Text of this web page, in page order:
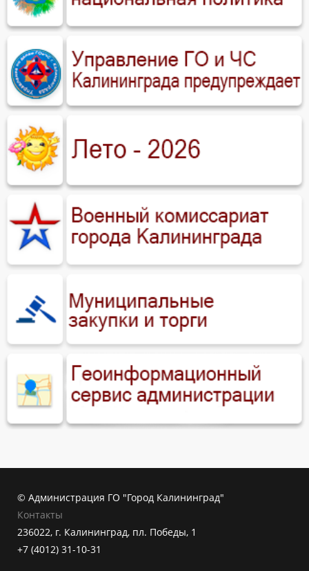
© Администрация ГО "Город Калининград"
Контакты
236022, г. Калининград, пл. Победы, 1
+7 (4012) 31-10-31